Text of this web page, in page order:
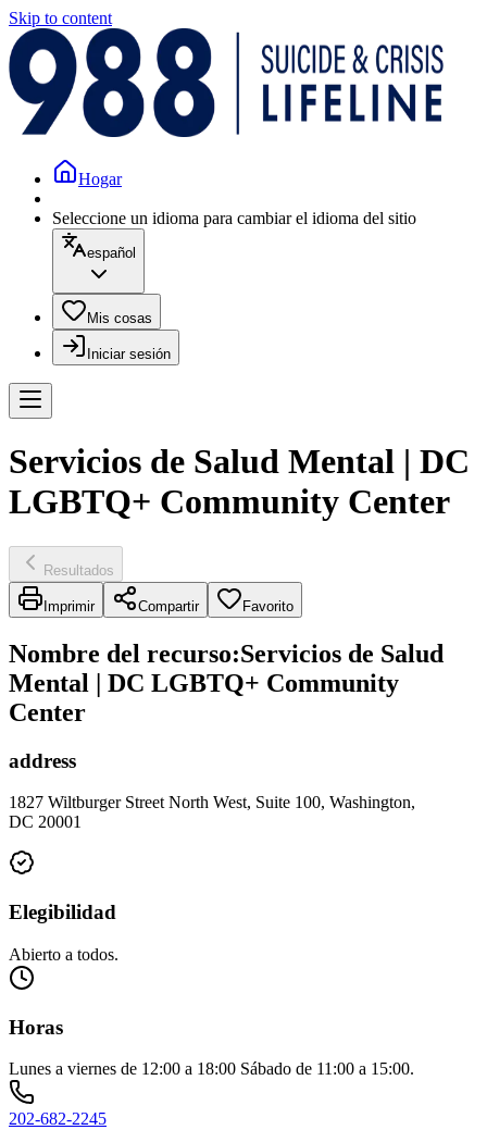
Skip to content
Hogar
Seleccione un idioma para cambiar el idioma del sitio
español
Mis cosas
Iniciar sesión
Servicios de Salud Mental | DC
LGBTQ+ Community Center
Resultados
Imprimir Compartir Favorito
Nombre del recurso:Servicios de Salud
Mental | DC LGBTQ+ Community
Center
address
1827 Wiltburger Street North West, Suite 100, Washington,
DC 20001
Elegibilidad
Abierto a todos.
Horas
Lunes a viernes de 12:00 a 18:00 Sábado de 11:00 a 15:00.
202-682-2245